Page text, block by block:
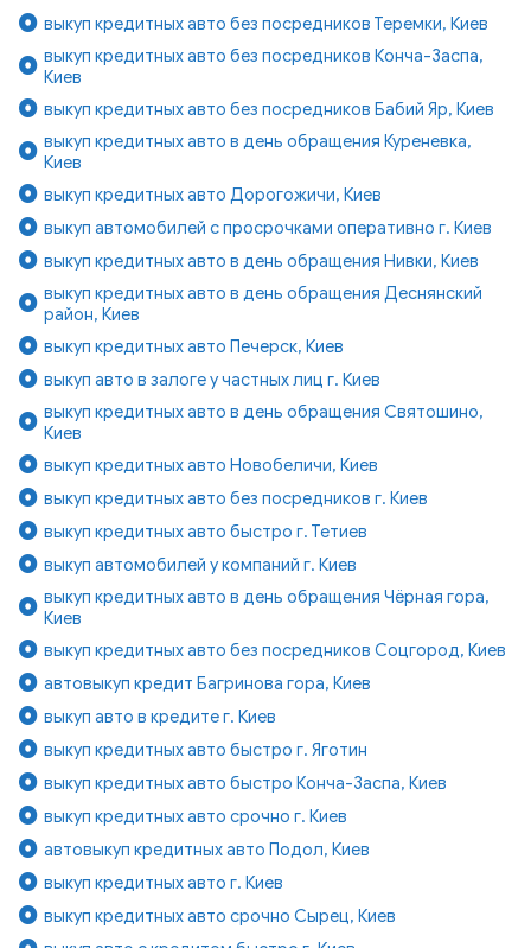
выкуп кредитных авто без посредников Теремки, Киев
выкуп кредитных авто без посредников Конча-Заспа,
Киев
выкуп кредитных авто без посредников Бабий Яр, Киев
выкуп кредитных авто в день обращения Куреневка,
Киев
выкуп кредитных авто Дорогожичи, Киев
выкуп автомобилей с просрочками оперативно г. Киев
выкуп кредитных авто в день обращения Нивки, Киев
выкуп кредитных авто в день обращения Деснянский
район, Киев
выкуп кредитных авто Печерск, Киев
выкуп авто в залоге у частных лиц г. Киев
выкуп кредитных авто в день обращения Святошино,
Киев
выкуп кредитных авто Новобеличи, Киев
выкуп кредитных авто без посредников г. Киев
выкуп кредитных авто быстро г. Тетиев
выкуп автомобилей у компаний г. Киев
выкуп кредитных авто в день обращения Чёрная гора,
Киев
выкуп кредитных авто без посредников Соцгород, Киев
автовыкуп кредит Багринова гора, Киев
выкуп авто в кредите г. Киев
выкуп кредитных авто быстро г. Яготин
выкуп кредитных авто быстро Конча-Заспа, Киев
выкуп кредитных авто срочно г. Киев
автовыкуп кредитных авто Подол, Киев
выкуп кредитных авто г. Киев
выкуп кредитных авто срочно Сырец, Киев